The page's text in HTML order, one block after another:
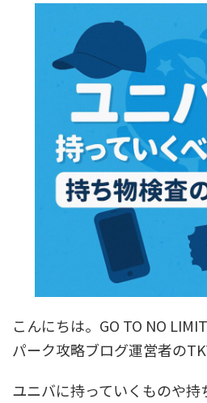
こんにちは。GO TO NO
パーク攻略ブログ運営者の
ユニバに持っていくものや